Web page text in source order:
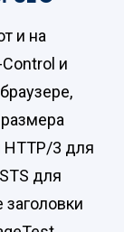
и на
Control и
3 для
для
заголовки